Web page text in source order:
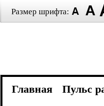
Размер шрифта:
Главная Пульс